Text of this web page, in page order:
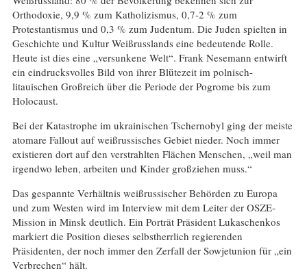
Orthodoxie, 9,9 % zum Katholizismus, 0,7-2 % zum
Protestantismus und 0,3 % zum Judentum. Die Juden spielten in
Geschichte und Kultur Weißrusslands eine bedeutende Rolle.
Heute ist dies eine „versunkene Welt“. Frank Nesemann entwirft
ein eindrucksvolles Bild von ihrer Blütezeit im polnisch-
litauischen Großreich über die Periode der Pogrome bis zum
Holocaust.
Bei der Katastrophe im ukrainischen Tschernobyl ging der meiste
atomare Fallout auf weißrussisches Gebiet nieder. Noch immer
existieren dort auf den verstrahlten Flächen Menschen, „weil man
irgendwo leben, arbeiten und Kinder großziehen muss.“
Das gespannte Verhältnis weißrussischer Behörden zu Europa
und zum Westen wird im Interview mit dem Leiter der OSZE-
Mission in Minsk deutlich. Ein Porträt Präsident Lukaschenkos
markiert die Position dieses selbstherrlich regierenden
Präsidenten, der noch immer den Zerfall der Sowjetunion für „ein
Verbrechen“ hält.